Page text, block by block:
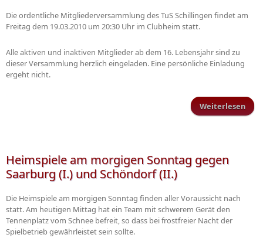
Die ordentliche Mitgliederversammlung des TuS Schillingen findet am
Freitag dem 19.03.2010 um 20:30 Uhr im Clubheim statt.
Alle aktiven und inaktiven Mitglieder ab dem 16. Lebensjahr sind zu
dieser Versammlung herzlich eingeladen. Eine persönliche Einladung
ergeht nicht.
Weiterlesen
Heimspiele am morgigen Sonntag gegen
Saarburg (I.) und Schöndorf (II.)
Die Heimspiele am morgigen Sonntag finden aller Voraussicht nach
statt. Am heutigen Mittag hat ein Team mit schwerem Gerät den
Tennenplatz vom Schnee befreit, so dass bei frostfreier Nacht der
Spielbetrieb gewährleistet sein sollte.